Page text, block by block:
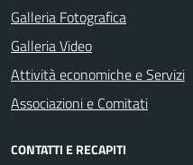
Galleria Fotografica
Galleria Video
Attività economiche e Servizi
Associazioni e Comitati
CONTATTI E RECAPITI